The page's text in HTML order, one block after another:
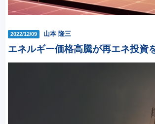
2022/12/09 山本 隆三
エネルギー価格高騰が再エネ投資